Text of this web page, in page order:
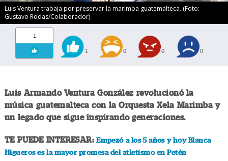
Luis Ventura trabaja por preservar la marimba guatemalteca. (Foto:
Gustavo Rodas/Colaborador)
1
1 0 0 0
Luis Armando Ventura González revolucionó la
música guatemalteca con la Orquesta Xela Marimba y
un legado que sigue inspirando generaciones.
TE PUEDE INTERESAR:Empezó a los 5 años y hoy Blanca
Higueros es la mayor promesa del atletismo en Petén